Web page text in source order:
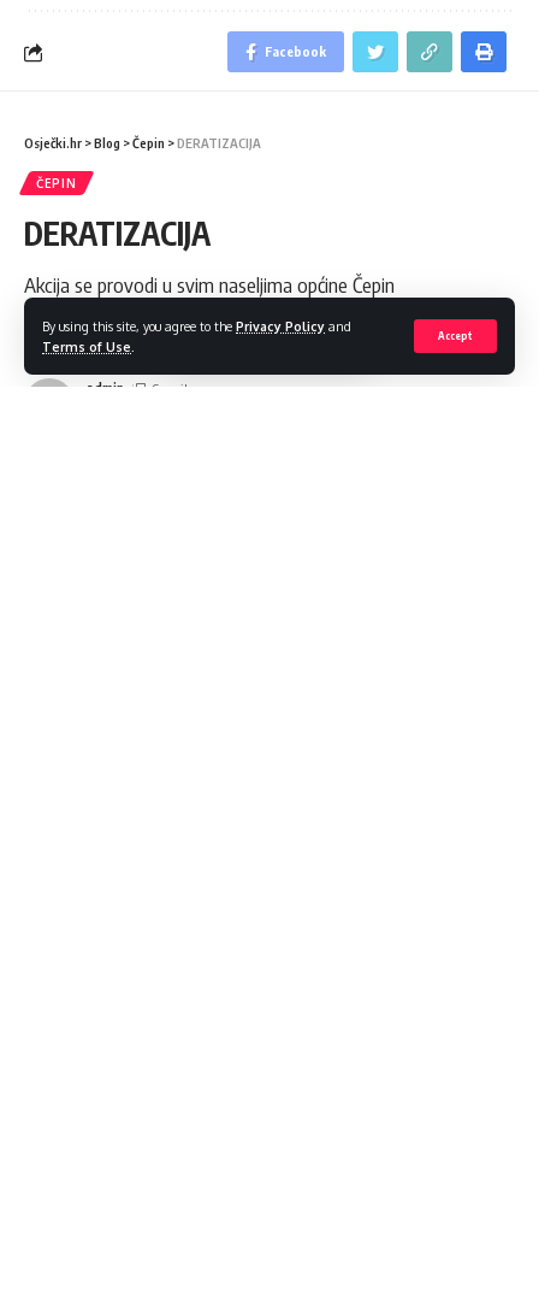
By using this site, you agree to the Privacy Policy and
Terms of Use
Accept
Facebook
Osječki.hr >Blog >Čepin >DERATIZACIJA
ČEPIN
DERATIZACIJA
Akcija se provodi u svim naseljima općine Čepin
admin
Share 1 Min Read